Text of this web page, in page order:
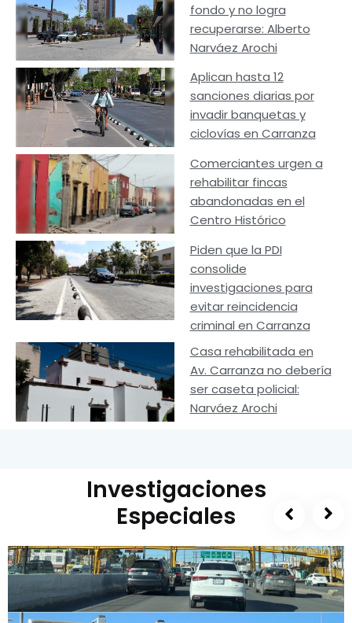
fondo y no logra
recuperarse: Alberto
Narváez Arochi
Aplican hasta 12
sanciones diarias por
invadir banquetas y
ciclovías en Carranza
Comerciantes urgen a
rehabilitar fincas
abandonadas en el
Centro Histórico
Piden que la PDI
consolide
investigaciones para
evitar reincidencia
criminal en Carranza
Casa rehabilitada en
Av. Carranza no debería
ser caseta policial:
Narváez Arochi
Investigaciones
Especiales